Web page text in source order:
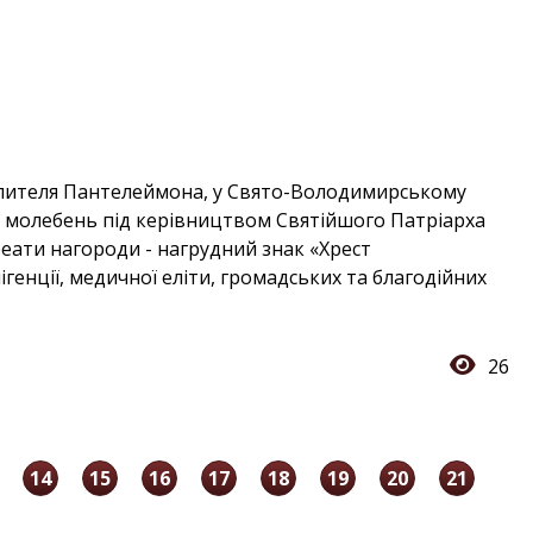
Пантелеймона, у Свято-Володимирському
під керівництвом Святійшого Патріарха
нагороди - нагрудний знак «Хрест
медичної еліти, громадських та благодійних
26
14 15 16 17 18 19 20 21